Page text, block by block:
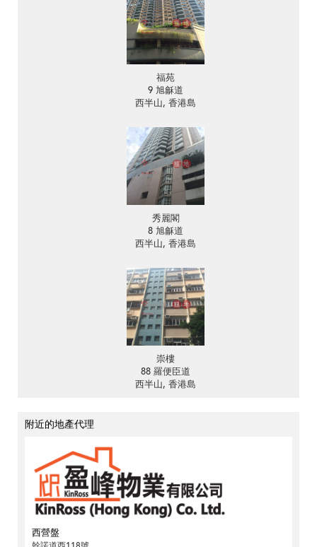
福苑
9 旭龢道
西半山, 香港島
秀麗閣
8 旭龢道
西半山, 香港島
崇樓
88 羅便臣道
西半山, 香港島
附近的地產代理
西營盤